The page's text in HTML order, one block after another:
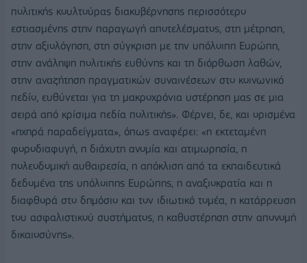
πολιτικής κουλτούρας διακυβέρνησης περισσότερο
εστιασμένης στην παραγωγή αποτελέσματος, στη μέτρηση,
στην αξιολόγηση, στη σύγκριση με την υπόλοιπη Ευρώπη,
στην ανάληψη πολιτικής ευθύνης και τη διόρθωση λαθών,
στην αναζήτηση πραγματικών συναινέσεων στο κοινωνικό
πεδίο, ευθύνεται για τη μακροχρόνια υστέρηση μας σε μια
σειρά από κρίσιμα πεδία πολιτικής». Φέρνει, δε, και ορισμένα
«ηχηρά παραδείγματα», όπως αναφέρει: «η εκτεταμένη
φοροδιαφυγή, η διάχυτη ανομία και ατιμωρησία, η
πολεοδομική αυθαιρεσία, η απόκλιση από τα εκπαιδευτικά
δεδομένα της υπόλοιπης Ευρώπης, η αναξιοκρατία και η
διαφθορά στο δημόσιο και τον ιδιωτικό τομέα, η κατάρρευση
του ασφαλιστικού συστήματος, η καθυστέρηση στην απονομή
δικαιοσύνης».